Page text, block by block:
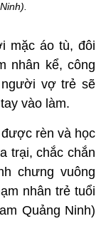
mặc áo tù, đôi
nhân kể, công
vợ trẻ sẽ
vào làm.
rèn và học
trại, chắc chắn
chưng vuông
nhân trẻ tuổi
Quảng Ninh)